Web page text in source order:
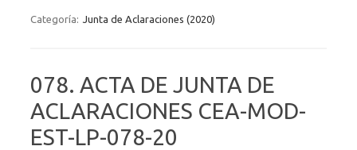
Categoría: Junta de Aclaraciones (2020)
078. ACTA DE JUNTA DE
ACLARACIONES CEA-MOD-
EST-LP-078-20